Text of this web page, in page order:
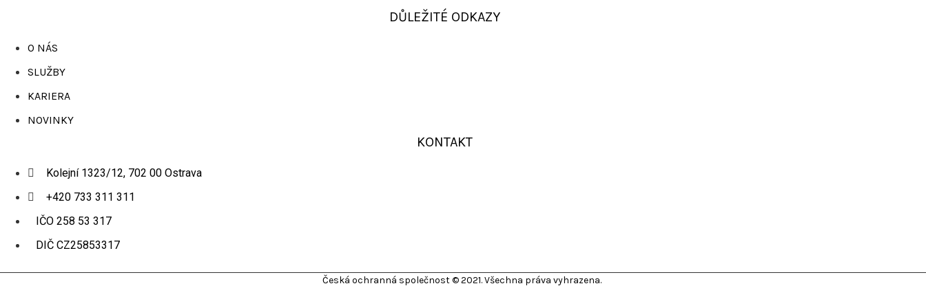
DŮLEŽITÉ ODKAZY
O NÁS
SLUŽBY
KARIERA
NOVINKY
KONTAKT
Kolejní 1323/12, 702 00 Ostrava
+420 733 311 311
IČO 258 53 317
DIČ CZ25853317
Česká ochranná společnost © 2021. Všechna práva vyhrazena.